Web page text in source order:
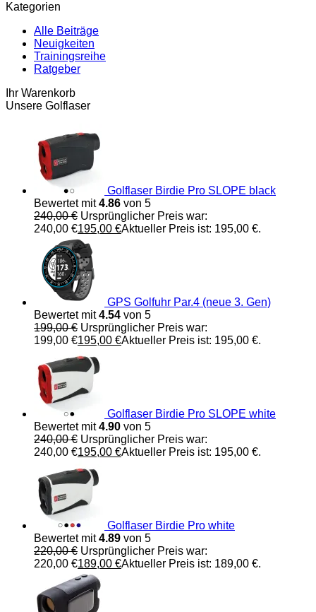
Kategorien
Alle Beiträge
Neuigkeiten
Trainingsreihe
Ratgeber
Ihr Warenkorb
Unsere Golflaser
Golflaser Birdie Pro SLOPE black
Bewertet mit4.86 von 5
240,00€ Ursprünglicher Preis war:
240,00 €195,00 €Aktueller Preis ist: 195,00 €.
GPS Golfuhr Par.4 (neue 3. Gen)
Bewertet mit4.54 von 5
199,00€ Ursprünglicher Preis war:
199,00 €195,00 €Aktueller Preis ist: 195,00 €.
Golflaser Birdie Pro SLOPE white
Bewertet mit4.90 von 5
240,00€ Ursprünglicher Preis war:
240,00 €195,00 €Aktueller Preis ist: 195,00 €.
Golflaser Birdie Pro white
Bewertet mit4.89 von 5
220,00€ Ursprünglicher Preis war:
220,00 €189,00 €Aktueller Preis ist: 189,00 €.